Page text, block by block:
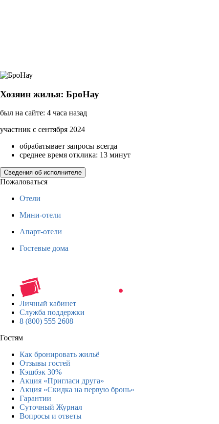
Хозяин жилья: БроНау
был на сайте: 4 часа назад
участник с сентября 2024
обрабатывает запросы всегда
среднее время отклика: 13 минут
Сведения об исполнителе
Пожаловаться
Отели
Мини-отели
Апарт-отели
Гостевые дома
Личный кабинет
Служба поддержки
8 (800) 555 2608
Гостям
Как бронировать жильё
Отзывы гостей
Кэшбэк 30%
Акция «Пригласи друга»
Акция «Скидка на первую бронь»
Гарантии
Суточный Журнал
Вопросы и ответы